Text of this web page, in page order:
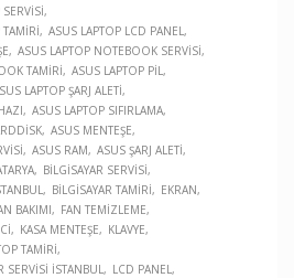
TAMIRI
ASUS LAPTOP LCD PANEL
ASUS LAPTOP NOTEBOOK SERVISI
TAMIRI
ASUS LAPTOP PIL
LAPTOP ŞARJ ALETI
ASUS LAPTOP SIFIRLAMA
ASUS MENTEŞE
ASUS RAM
ASUS ŞARJ ALETI
BILGISAYAR SERVISI
BILGISAYAR TAMIRI
EKRAN
BAKIMI
FAN TEMIZLEME
KASA MENTEŞE
KLAVYE
TAMIRI
SERVISI İSTANBUL
LCD PANEL